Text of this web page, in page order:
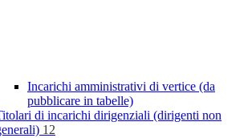
Incarichi amministrativi di vertice (da
pubblicare in tabelle)
di incarichi dirigenziali (dirigenti non
12